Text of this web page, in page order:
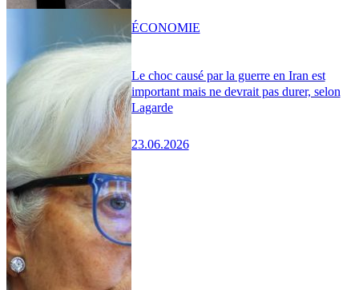
Le choc causé par la guerre en Iran est
important mais ne devrait pas durer, selon
Lagarde
23.06.2026
ÉCONOMIE